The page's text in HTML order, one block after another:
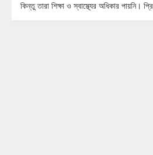
কিন্তু তারা শিক্ষা ও স্বাস্থ্যের অধিকার পায়নি।